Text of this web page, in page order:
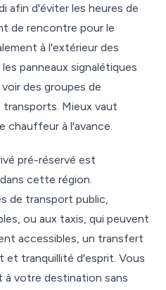
afin d'éviter les heures de
de rencontre pour le
à l'extérieur des
panneaux signalétiques
des groupes de
Mieux vaut
chauffeur à l'avance.
pré-réservé est
cette région.
de transport public,
ou aux taxis, qui peuvent
accessibles, un transfert
tranquillité d'esprit. Vous
votre destination sans